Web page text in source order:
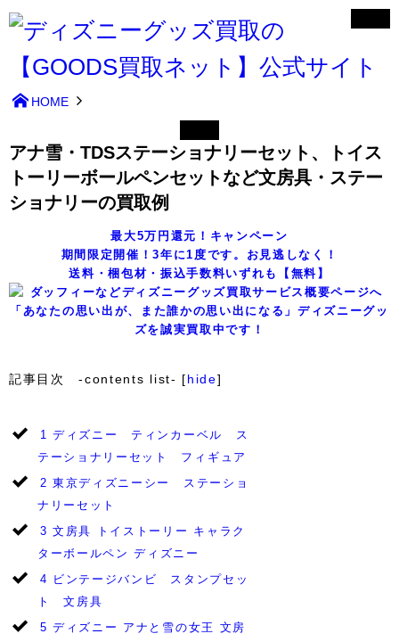
HOME
アナ雪・TDSステーショナリーセット、トイス
トーリーボールペンセットなど文房具・ステー
ショナリーの買取例
最大5万円還元！キャンペーン
期間限定開催！3年に1度です。お見逃しなく！
送料・梱包材・振込手数料いずれも【無料】
「あなたの思い出が、また誰かの思い出になる」ディズニーグッ
ズを誠実買取中です！
記事目次 -contents list- [hide]
1 ディズニー ティンカーベル ス
テーショナリーセット フィギュア
2 東京ディズニーシー ステーショ
ナリーセット
3 文房具 トイストーリー キャラク
ターボールペン ディズニー
4 ビンテージバンビ スタンプセッ
ト 文房具
5 ディズニー アナと雪の女王 文房